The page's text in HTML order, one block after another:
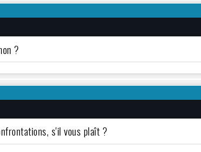
?
s'il vous plaît ?